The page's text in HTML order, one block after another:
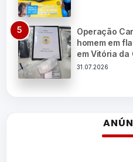
Operação
homem em
em Vitória da
31.07.2026